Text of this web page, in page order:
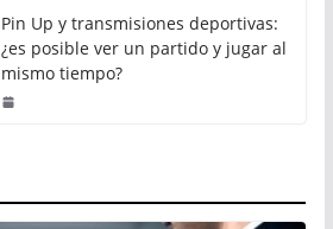
Pin Up y transmisiones deportivas:
¿es posible ver un partido y jugar al
mismo tiempo?